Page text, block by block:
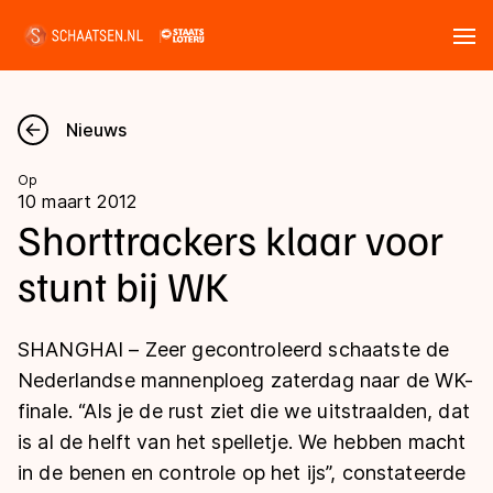
Nieuws
Kalender
Disciplines
Langebaan
Shorttrack
Inlineskaten
Uitslagen
Langebaan
Shorttrack
Marathon
Tijden & historie
Ranglijsten Langebaan
Nieuws
Op
10 maart 2012
Shorttrackers klaar voor
stunt bij WK
SHANGHAI – Zeer gecontroleerd schaatste de
Nederlandse mannenploeg zaterdag naar de WK-
finale. “Als je de rust ziet die we uitstraalden, dat
is al de helft van het spelletje. We hebben macht
in de benen en controle op het ijs”, constateerde